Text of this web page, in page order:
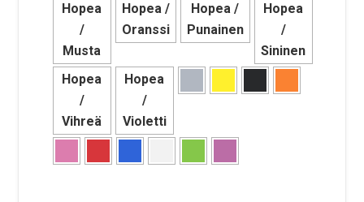
Hopea
/
Musta
Hopea /
Oranssi
Hopea /
Punainen
Hopea
/
Sininen
Hopea
/
Vihreä
Hopea
/
Violetti